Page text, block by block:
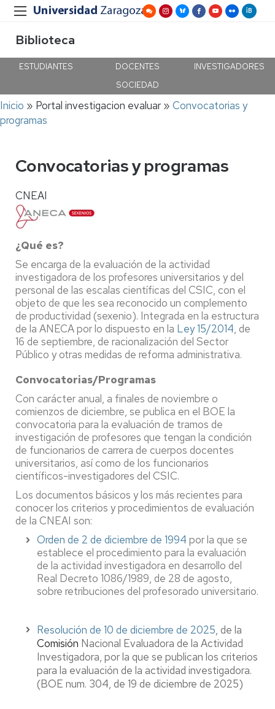
Biblioteca
ESTUDIANTES DOCENTES
INVESTIGADORES
SOCIEDAD
Ruta
de
Inicio Portal investigacion evaluar
Convocatorias y
programas
Convocatorias y programas
CNEAI
¿Qué es?
Se encarga de la evaluación de la actividad
investigadora de los profesores universitarios y del
personal de las escalas científicas del CSIC, con el
objeto de que les sea reconocido un complemento
de productividad (sexenio). Integrada en la estructura
de la ANECA por lo dispuesto en la Ley 15/2014, de
16 de septiembre, de racionalización del Sector
Público y otras medidas de reforma administrativa.
Convocatorias/Programas
Con carácter anual, a finales de noviembre o
comienzos de diciembre, se publica en el BOE la
convocatoria para la evaluación de tramos de
investigación de profesores que tengan la condición
de funcionarios de carrera de cuerpos docentes
universitarios, así como de los funcionarios
científicos-investigadores del CSIC.
Los documentos básicos y los más recientes para
conocer los criterios y procedimientos de evaluación
de la CNEAI son:
Orden de 2 de diciembre de 1994 por la que se
establece el procedimiento para la evaluación
de la actividad investigadora en desarrollo del
Real Decreto 1086/1989, de 28 de agosto,
sobre retribuciones del profesorado universitario.
Resolución de 10 de diciembre de 2025, de la
Comisión Nacional Evaluadora de la Actividad
Investigadora, por la que se publican los criterios
para la evaluación de la actividad investigadora.
(BOE num. 304, de 19 de diciembre de 2025)